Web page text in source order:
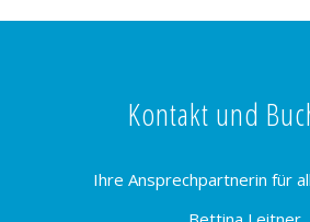
Kontakt und
Ihre Ansprechpartnerin für